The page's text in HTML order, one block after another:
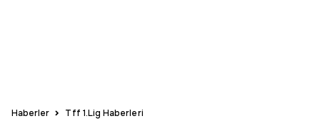
Haberler Tff 1.Lig Haberleri